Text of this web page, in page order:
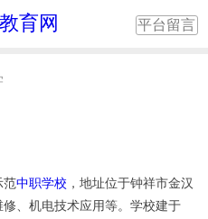
育网 平台留言
范中职学校 ，地址位于钟祥市金汉
、机电技术应用等。学校建于